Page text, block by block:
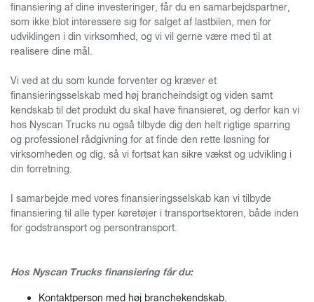
finansiering af dine investeringer, får du en samarbejdspartner,
som ikke blot interessere sig for salget af lastbilen, men for
udviklingen i din virksomhed, og vi vil gerne være med til at
realisere dine mål.
Vi ved at du som kunde forventer og kræver et
finansieringsselskab med høj brancheindsigt og viden samt
kendskab til det produkt du skal have finansieret, og derfor kan vi
hos Nyscan Trucks nu også tilbyde dig den helt rigtige sparring
og professionel rådgivning for at finde den rette løsning for
virksomheden og dig, så vi fortsat kan sikre vækst og udvikling i
din forretning.
I samarbejde med vores finansieringsselskab kan vi tilbyde
finansiering til alle typer køretøjer i transportsektoren, både inden
for godstransport og persontransport.
Hos Nyscan Trucks finansiering får du:
Kontaktperson med høj branchekendskab.